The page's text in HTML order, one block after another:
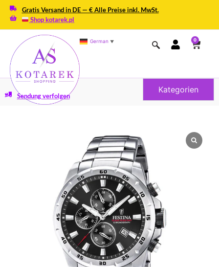
Gratis Versand in DE — € Alle Preise inkl. MwSt.
Shop kotarek.pl
German ▼ 0
Kategorien
Sendung verfolgen